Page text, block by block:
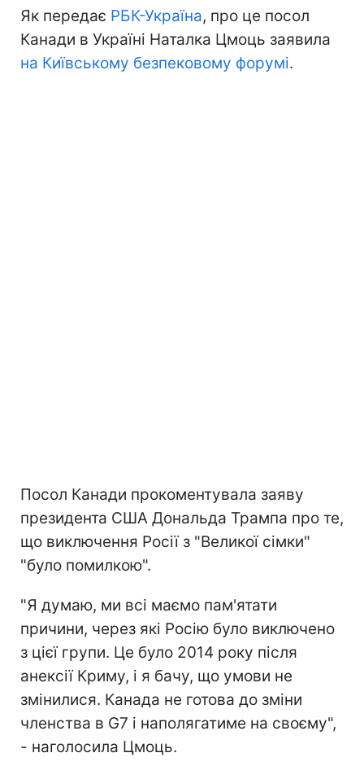
Як передає РБК-Україна, про це посол
Канади в Україні Наталка Цмоць заявила
на Київському безпековому форумі.
Посол Канади прокоментувала заяву
президента США Дональда Трампа про те,
що виключення Росії з "Великої сімки"
"було помилкою".
"Я думаю, ми всі маємо пам'ятати
причини, через які Росію було виключено
з цієї групи. Це було 2014 року після
анексії Криму, і я бачу, що умови не
змінилися. Канада не готова до зміни
членства в G7 і наполягатиме на своєму",
- наголосила Цмоць.